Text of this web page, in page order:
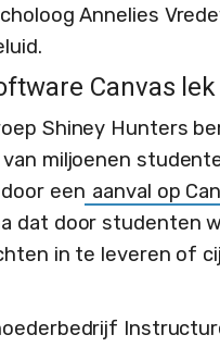
Annelies
Canvas lek
Shiney Hunters
miljoenen
een aanval op
dat door studenten
in te leveren of